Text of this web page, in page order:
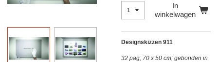
In
winkelwagen
Designskizzen 911
32 pag; 70 x 50 cm; gebonden in